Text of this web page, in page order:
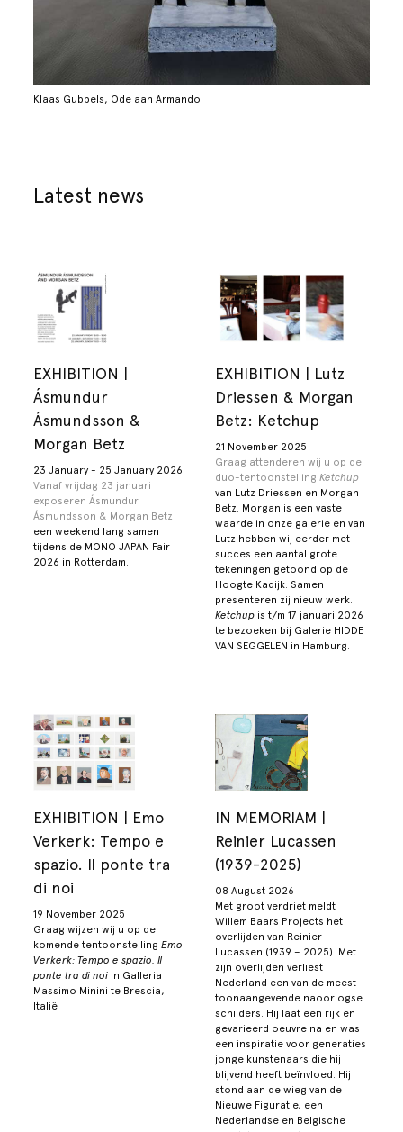
Klaas Gubbels, Ode aan Armando
Latest news
EXHIBITION |
Ásmundur
Ásmundsson &
Morgan Betz
23 January - 25 January 2026
Vanaf vrijdag 23 januari
exposeren Ásmundur
Ásmundsson & Morgan Betz
een weekend lang samen
tijdens de MONO JAPAN Fair
2026 in Rotterdam.
EXHIBITION | Lutz
Driessen & Morgan
Betz: Ketchup
21 November 2025
Graag attenderen wij u op de
duo-tentoonstelling Ketchup
van Lutz Driessen en Morgan
Betz. Morgan is een vaste
waarde in onze galerie en van
Lutz hebben wij eerder met
succes een aantal grote
tekeningen getoond op de
Hoogte Kadijk. Samen
presenteren zij nieuw werk.
Ketchup is t/m 17 januari 2026
te bezoeken bij Galerie HIDDE
VAN SEGGELEN in Hamburg.
EXHIBITION | Emo
Verkerk: Tempo e
spazio. Il ponte tra
di noi
19 November 2025
Graag wijzen wij u op de
komende tentoonstellingEmo
Verkerk: Tempo e spazio. Il
ponte tra di noi in Galleria
Massimo Minini te Brescia,
Italië.
IN MEMORIAM |
Reinier Lucassen
(1939-2025)
08 August 2026
Met groot verdriet meldt
Willem Baars Projects het
overlijden van Reinier
Lucassen (1939 – 2025). Met
zijn overlijden verliest
Nederland een van de meest
toonaangevende naoorlogse
schilders. Hij laat een rijk en
gevarieerd oeuvre na en was
een inspiratie voor generaties
jonge kunstenaars die hij
blijvend heeft beïnvloed. Hij
stond aan de wieg van de
Nieuwe Figuratie, een
Nederlandse en Belgische